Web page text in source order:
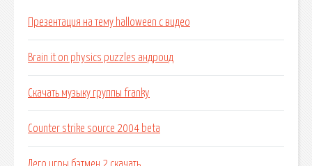
Презентация на тему halloween с видео
Brain it on physics puzzles андроид
Скачать музыку группы franky
Counter strike source 2004 beta